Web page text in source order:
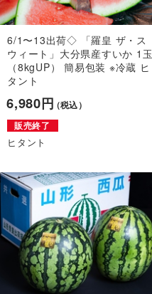
6/1〜13出荷◇ 「羅皇 ザ・ス
ウィート」大分県産すいか 1玉
（8kgUP） 簡易包装 ※冷蔵 ヒ
タント
6,980円（税込）
販売終了
ヒタント